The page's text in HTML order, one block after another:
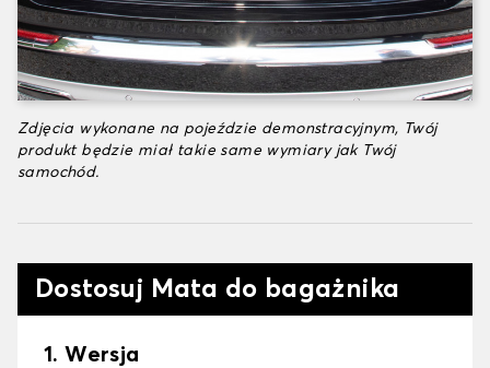
Zdjęcia wykonane na pojeździe demonstracyjnym, Twój
produkt będzie miał takie same wymiary jak Twój
samochód.
Dostosuj Mata do bagażnika
1. Wersja